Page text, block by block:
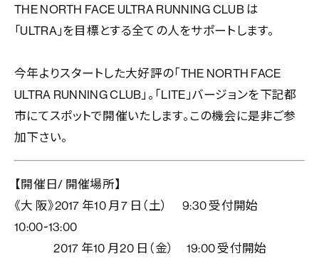
THE NORTH FACE ULTRA RUNNING CLUB は
｢ULTRA｣を目標とする全ての人をサポートします。
今年よりスタートした大好評の「THE NORTH FACE
ULTRA RUNNING CLUB」。「LITE」バージョンを下記都
市にてスポットで開催いたします。この機会に是非ご参
加下さい。
【開催日/ 開催場所】
《大 阪》2017 年10 月7 日（土） 9:30 受付開始
10:00~13:00
2017 年10 月20 日（金） 19:00 受付開始